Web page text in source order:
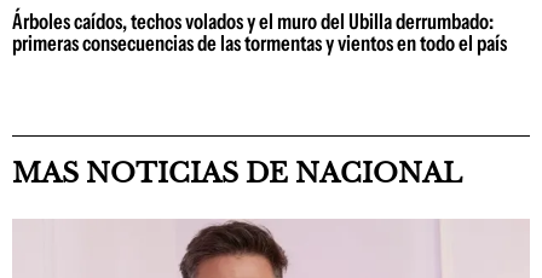
Árboles caídos, techos volados y el muro del Ubilla derrumbado:
primeras consecuencias de las tormentas y vientos en todo el país
MAS NOTICIAS DE NACIONAL